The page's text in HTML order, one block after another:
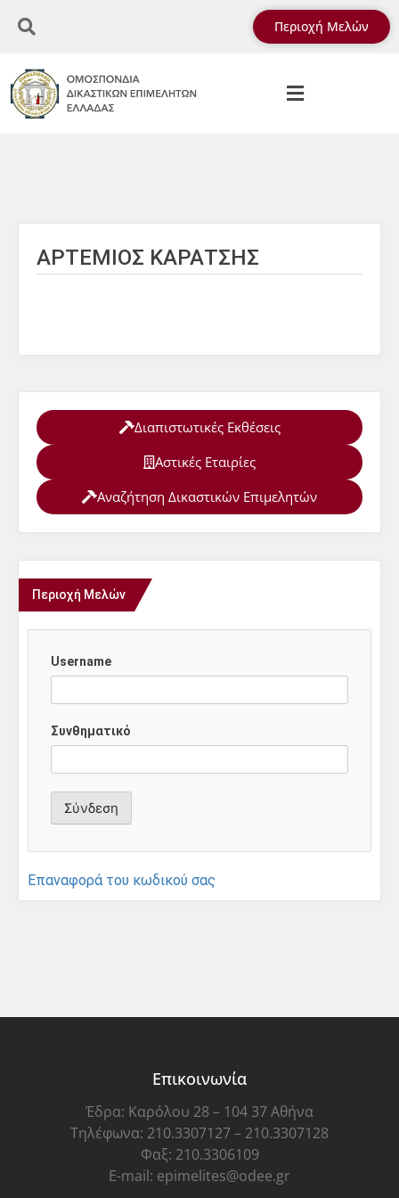
Περιοχή Μελών
ΑΡΤΕΜΙΟΣ ΚΑΡΑΤΣΗΣ
Διαπιστωτικές Εκθέσεις
Αστικές Εταιρίες
Αναζήτηση Δικαστικών Επιμελητών
Περιοχή Μελών
Username
Συνθηματικό
Επαναφορά του κωδικού σας
Επικοινωνία
Έδρα: Καρόλου 28 – 104 37 Αθήνα
Τηλέφωνα: 210.3307127 – 210.3307128
Φαξ: 210.3306109
E-mail: epimelites@odee.gr